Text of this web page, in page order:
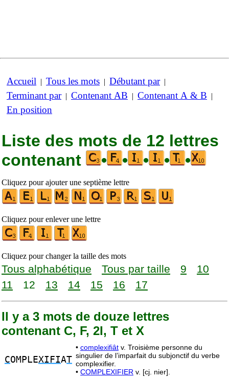
Accueil | Tous les mots | Débutant par|
Terminant par| Contenant AB | Contenant A & B |
En position
Liste des mots de 12 lettres
contenant
• • • • •
Cliquez pour ajouter une septième lettre
Cliquez pour enlever une lettre
Cliquez pour changer la taille des mots
Tous alphabétique Tous par taille 9
10
11
12 13 14 15 16 17
Il y a 3 mots de douze lettres
contenant C, F, 2I, T et X
COMPLEXIFIAT
• complexifiât v. Troisième personne du
singulier de l’imparfait du subjonctif du verbe
complexifier.
• COMPLEXIFIER v. [cj. nier].